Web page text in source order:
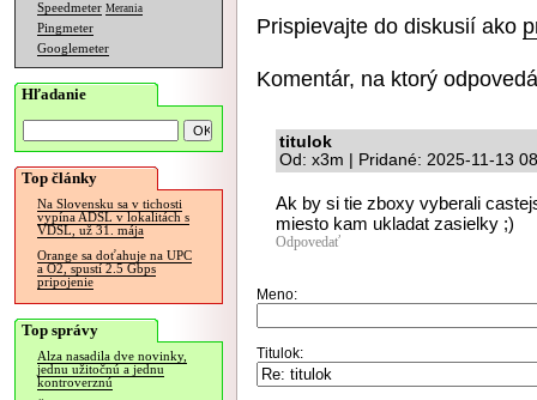
Speedmeter Merania
Pingmeter
Googlemeter
Hľadanie
Top články
Na Slovensku sa v tichosti
vypína ADSL v lokalitách s
VDSL, už 31. mája
Orange sa doťahuje na UPC
a O2, spustí 2.5 Gbps
pripojenie
Top správy
Alza nasadila dve novinky,
jednu užitočnú a jednu
kontroverznú
Prispievajte do diskusií ako
Komentár, na ktorý
titulok
Od: x3m | Pridané: 2025-11-13
Ak by si tie zboxy vyberali
miesto kam ukladat zasielky ;)
Odpovedať
Meno:
Titulok: